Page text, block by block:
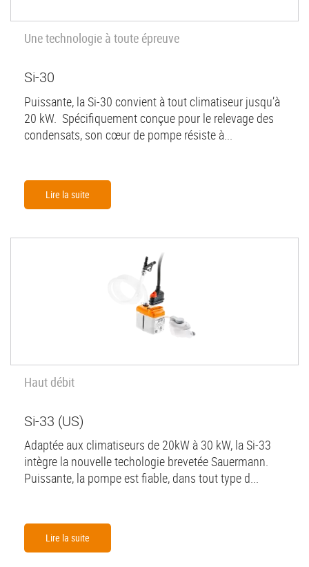
Une technologie à toute épreuve
Si-30
Puissante, la Si-30 convient à tout climatiseur jusqu’à
20 kW. Spécifiquement conçue pour le relevage des
condensats, son cœur de pompe résiste à...
Lire la suite
Haut débit
Si-33 (US)
Adaptée aux climatiseurs de 20kW à 30 kW, la Si-33
intègre la nouvelle techologie brevetée Sauermann.
Puissante, la pompe est fiable, dans tout type d...
Lire la suite